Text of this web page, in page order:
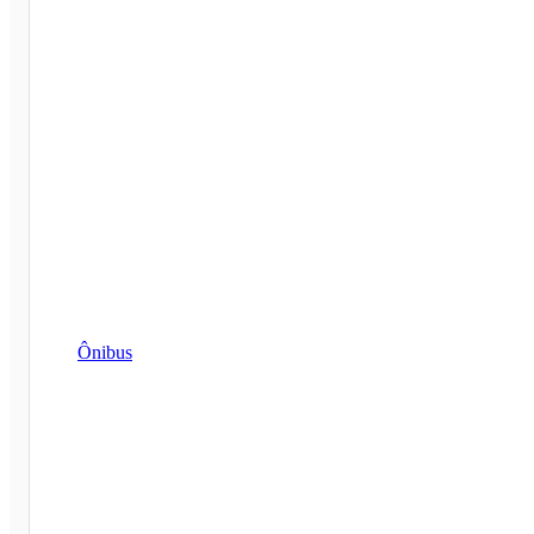
Ônibus